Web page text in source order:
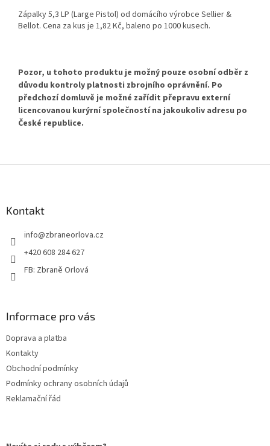
Zápalky 5,3 LP (Large Pistol) od domácího výrobce Sellier &
Bellot. Cena za kus je 1,82 Kč, baleno po 1000 kusech.
Pozor, u tohoto produktu je možný pouze osobní odběr z
důvodu kontroly platnosti zbrojního oprávnění. Po
předchozí domluvě je možné zařídit přepravu externí
licencovanou kurýrní společností na jakoukoliv adresu po
České republice.
Kontakt
info@zbraneorlova.cz
+420 608 284 627
FB: Zbraně Orlová
Informace pro vás
Doprava a platba
Kontakty
Obchodní podmínky
Podmínky ochrany osobních údajů
Reklamační řád